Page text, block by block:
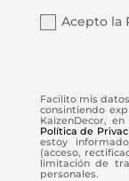
Acepto la
Facilito mis
consintiendo
KaizenDecor,
Política de
estoy
(acceso,
limitación de
personales.